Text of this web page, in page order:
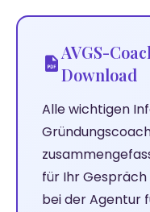
AVGS-
Download
Alle wichtigen
für Ihr
bei der Agentur